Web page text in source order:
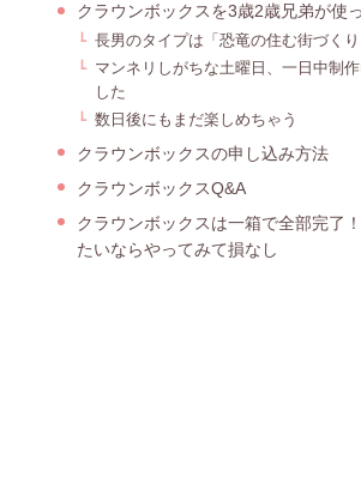
クラウンボックスを3歳2歳兄弟が使
長男のタイプは「恐竜の住む街づくり
マンネリしがちな土曜日、一日中制
した
数日後にもまだ楽しめちゃう
クラウンボックスの申し込み方法
クラウンボックスQ&A
クラウンボックスは一箱で全部完了
たいならやってみて損なし